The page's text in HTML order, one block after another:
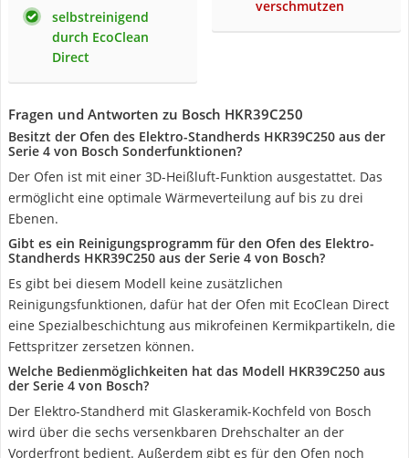
selbstreinigend
durch EcoClean
Direct
verschmutzen
Fragen und Antworten zu Bosch HKR39C250
Besitzt der Ofen des Elektro-Standherds HKR39C250 aus der
Serie 4 von Bosch Sonderfunktionen?
Der Ofen ist mit einer 3D-Heißluft-Funktion ausgestattet. Das
ermöglicht eine optimale Wärmeverteilung auf bis zu drei
Ebenen.
Gibt es ein Reinigungsprogramm für den Ofen des Elektro-
Standherds HKR39C250 aus der Serie 4 von Bosch?
Es gibt bei diesem Modell keine zusätzlichen
Reinigungsfunktionen, dafür hat der Ofen mit EcoClean Direct
eine Spezialbeschichtung aus mikrofeinen Kermikpartikeln, die
Fettspritzer zersetzen können.
Welche Bedienmöglichkeiten hat das Modell HKR39C250 aus
der Serie 4 von Bosch?
Der Elektro-Standherd mit Glaskeramik-Kochfeld von Bosch
wird über die sechs versenkbaren Drehschalter an der
Vorderfront bedient. Außerdem gibt es für den Ofen noch